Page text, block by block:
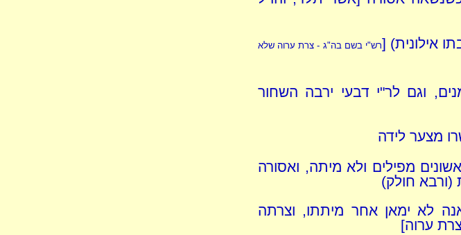
אילונית) [רש"י בשם בה"ג - צרת ערוה שלא
וגם לר"י דבעי ירבה השחור
מצער לידה
מפילים ולא מיתה, ואסורה
חולק)
לא ימאן אחר מיתתו, וצרתה
ערוה]